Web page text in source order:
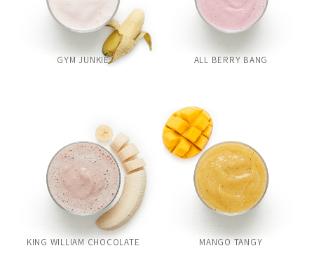
GYM JUNKIE ALL BERRY BANG
KING WILLIAM CHOCOLATE MANGO TANGY